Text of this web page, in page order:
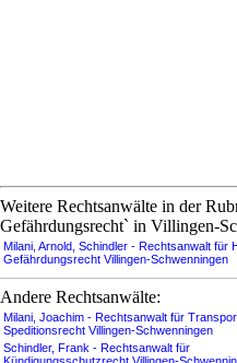
Weitere Rechtsanwälte in der
Gefährdungsrecht` in Villingen-
Milani, Arnold, Schindler - Rechtsanwalt für
Gefährdungsrecht Villingen-Schwenningen
Andere Rechtsanwälte:
Milani, Joachim - Rechtsanwalt für
Speditionsrecht Villingen-Schwenningen
Schindler, Frank - Rechtsanwalt für